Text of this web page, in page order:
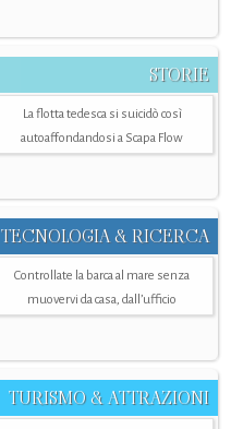
STORIE
La flotta tedesca si suicidò così
autoaffondandosi a Scapa Flow
TECNOLOGIA & RICERCA
Controllate la barca al mare senza
muovervi da casa, dall’ufficio
TURISMO & ATTRAZIONI